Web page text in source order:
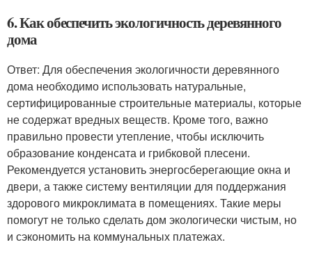
6. Как обеспечить экологичность деревянного
дома
Ответ: Для обеспечения экологичности деревянного
дома необходимо использовать натуральные,
сертифицированные строительные материалы, которые
не содержат вредных веществ. Кроме того, важно
правильно провести утепление, чтобы исключить
образование конденсата и грибковой плесени.
Рекомендуется установить энергосберегающие окна и
двери, а также систему вентиляции для поддержания
здорового микроклимата в помещениях. Такие меры
помогут не только сделать дом экологически чистым, но
и сэкономить на коммунальных платежах.